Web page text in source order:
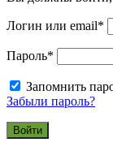
Логин или email*
Пароль*
Запомнить
Забыли пароль?